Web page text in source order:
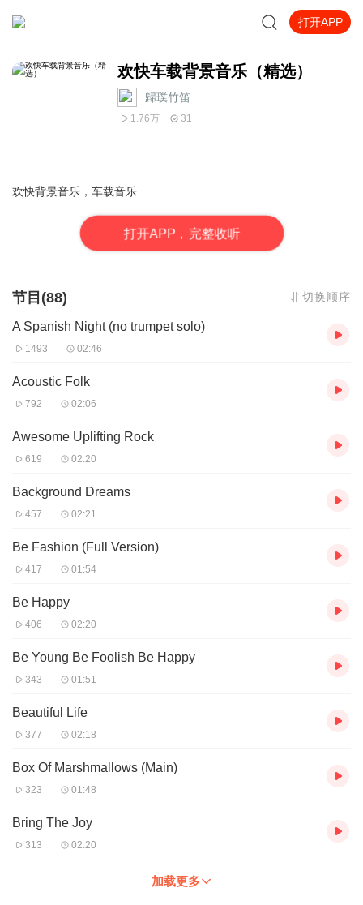
打开APP
欢快车载背景音乐（精选）
歸璞竹笛
1.76万 31
欢快背景音乐，车载音乐
打开APP，完整收听
节目(88) 切换顺序
A Spanish Night (no trumpet solo)
1493 02:46
Acoustic Folk
792 02:06
Awesome Uplifting Rock
619 02:20
Background Dreams
457 02:21
Be Fashion (Full Version)
417 01:54
Be Happy
406 02:20
Be Young Be Foolish Be Happy
343 01:51
Beautiful Life
377 02:18
Box Of Marshmallows (Main)
323 01:48
Bring The Joy
313 02:20
加载更多